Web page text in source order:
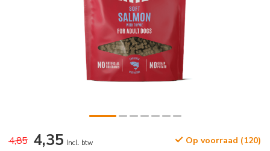
4,85 4,35 Incl. btw Op voorraad (120)